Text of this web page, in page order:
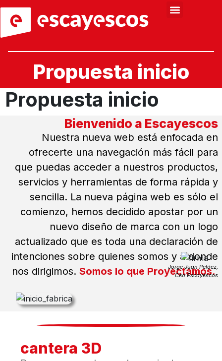
Propuesta inicio
Propuesta inicio
Bienvenido a Escayescos
Nuestra nueva web está enfocada en
ofrecerte una navegación más fácil para
que puedas acceder a nuestros productos,
servicios y herramientas de forma rápida y
sencilla. La nueva página web es sólo el
comienzo, hemos decidido apostar por un
nuevo diseño de marca con un logo
actualizado que es toda una declaración de
intenciones sobre quienes somos y a donde
nos dirigimos. Somos lo que Proyectamos.
Jorge Juan Peláez,
Ceo Escayescos
cantera 3D